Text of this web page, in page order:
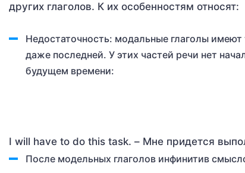
других глаголов. К их особенностям относят:
Недостаточность: модальные глаголы
даже последней. У этих частей речи нет
будущем времени:
I will have to do this task. – Мне придется
После модельных глаголов инфинитив